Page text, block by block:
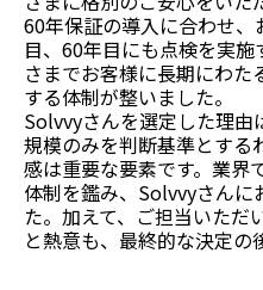
60年保証の導入に合わせ
目、60年目にも点検を実
さまでお客様に長期にわ
する体制が整いました。
Solvvyさんを選定した理由
規模のみを判断基準とする
感は重要な要素です。業界
体制を鑑み、Solvvyさんに
た。加えて、ご担当いただ
と熱意も、最終的な決定の